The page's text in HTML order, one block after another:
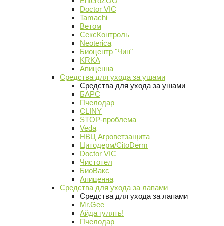
Doctor VIC
Tamachi
Ветом
СексКонтроль
Neoterica
Биоцентр "Чин"
KRKA
Апиценна
Средства для ухода за ушами
Средства для ухода за ушами
БАРС
Пчелодар
CLINY
STOP-проблема
Veda
НВЦ Агроветзащита
Цитодерм/CitoDerm
Doctor VIC
Чистотел
БиоВакс
Апиценна
Средства для ухода за лапами
Средства для ухода за лапами
Mr.Gee
Айда гулять!
Пчелодар